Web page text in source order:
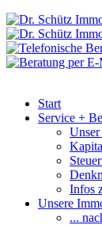
Start
Service +
Unser
Infos
Unsere
...